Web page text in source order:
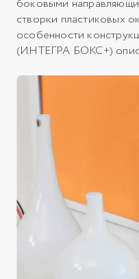
боковыми
створки пластиковых
особенности
(ИНТЕГРА БОКС+)